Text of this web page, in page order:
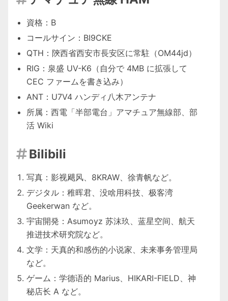
資格：B
コールサイン：BI9CKE
QTH：陝西省西安市長安区に常駐（OM44jd）
RIG：泉盛 UV-K6（自分で 4MB に拡張して
CEC ファームを書き込み）
ANT：U7V4 ハンディ八木アンテナ
所属： 西電「半部電台」アマチュア無線部、 部
活 Wiki
Bilibili
写真： 影视飓风、 8KRAW、 徐青帆など。
デジタル： 稚晖君、 没啥用科技、 极客湾
Geekerwan など。
宇宙開発： Asumoyz 苏沫玖 、 蓝星空间、 航天
推进技术研究院など。
文学： 天真的和感伤的小说家、 未来事务管理局
など。
ゲーム： 学德语的 Marius、 HIKARI-FIELD、 神
秘店长 A など。